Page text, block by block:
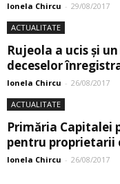
Ionela Chircu - 29/08/2017
ACTUALITATE
Rujeola a ucis şi
deceselor
Ionela Chircu - 26/08/2017
ACTUALITATE
Primăria Capitalei
pentru proprietarii
Ionela Chircu - 26/08/2017